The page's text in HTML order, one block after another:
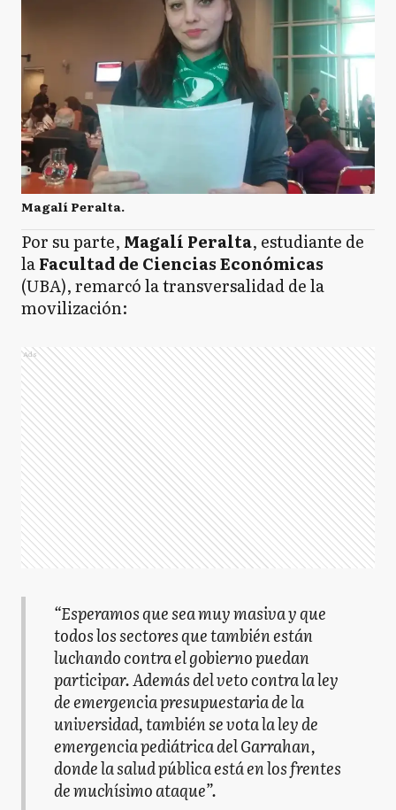
Magalí Peralta.
Por su parte, Magalí Peralta, estudiante de
laFacultad de Ciencias Económicas
(UBA), remarcó la transversalidad de la
movilización:
Ads
“Esperamos que sea muy masiva y que
todos los sectores que también están
luchando contra el gobierno puedan
participar. Además del veto contra la ley
de emergencia presupuestaria de la
universidad, también se vota la ley de
emergencia pediátrica del Garrahan,
donde la salud pública está en los frentes
de muchísimo ataque”.